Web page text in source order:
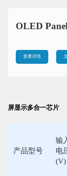
OLED
查看详情
屏显示多合一芯片
产品型号
输
电
(V)